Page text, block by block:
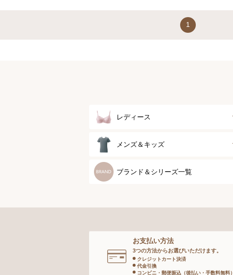
1
レディース
ブラジャー
ブラジャーパッド
ランジェリー
インナー
メンズ＆キッズ
メンズトップ
キッズ＆ベビー
ブランド＆シリーズ一覧
お支払い方法
3つの方法からお選びいただけます。
クレジットカート決済
代金引換
コンビニ・郵便振込（後払い・手数料無料）